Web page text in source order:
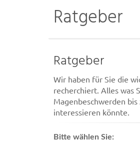
Ratgeber
Ratgeber
Wir haben für Sie die
recherchiert. Alles was
Magenbeschwerden
interessieren könnte.
Bitte wählen Sie: